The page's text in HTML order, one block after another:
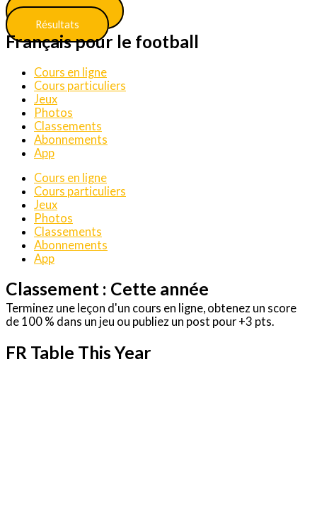
Classements
Résultats
Français pour le football
Cours en ligne
Cours particuliers
Jeux
Photos
Classements
Abonnements
App
Cours en ligne
Cours particuliers
Jeux
Photos
Classements
Abonnements
App
Classement : Cette année
Terminez une leçon d'un cours en ligne, obtenez un score
de 100 % dans un jeu ou publiez un post pour +3 pts.
FR Table This Year